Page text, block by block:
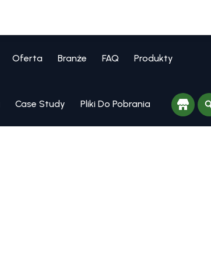
Oferta Branże FAQ Produkty
Case Study Pliki Do Pobrania